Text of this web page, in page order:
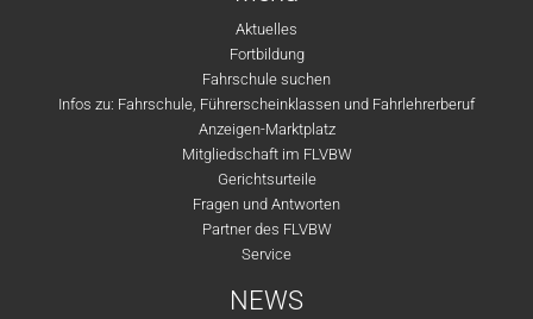
Aktuelles
Fortbildung
Fahrschule suchen
Infos zu: Fahrschule, Führerscheinklassen und Fahrlehrerberuf
Anzeigen-Marktplatz
Mitgliedschaft im FLVBW
Gerichtsurteile
Fragen und Antworten
Partner des FLVBW
Service
NEWS